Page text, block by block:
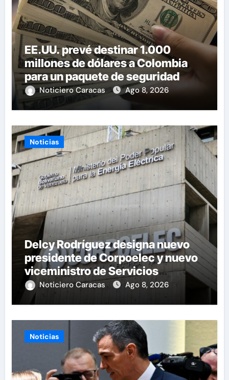
EE.UU. prevé destinar 1.000
millones de dólares a Colombia
para un paquete de seguridad
Noticiero Caracas Ago 8, 2026
Noticias
Delcy Rodríguez designa nuevo
presidente de Corpoelec y nuevo
viceministro de Servicios
Eléctricos
Noticiero Caracas Ago 8, 2026
Noticias